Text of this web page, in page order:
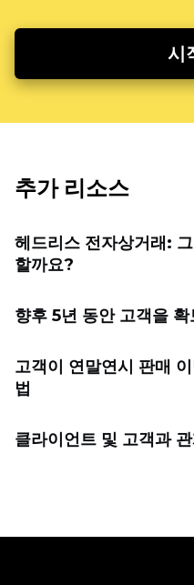
시
추가 리소스
헤드리스 전자상거래:
할까요?
향후 5년 동안 고객을 확
고객이 연말연시 판매
법
클라이언트 및 고객과